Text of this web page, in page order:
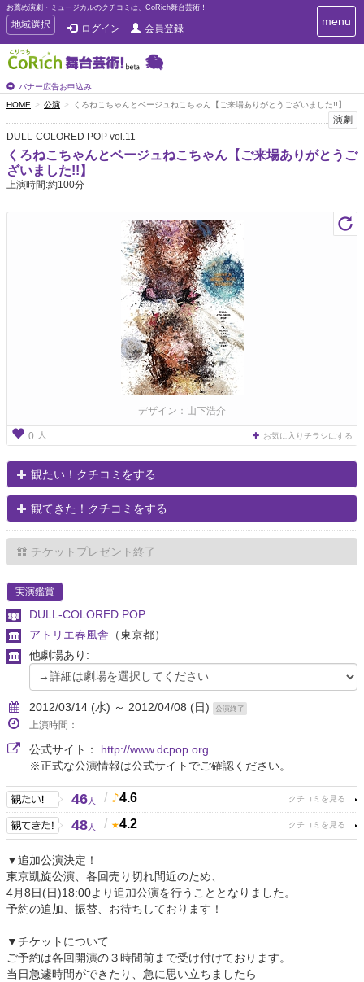
お薦め演劇・ミュージカルのクチコミは、CoRich舞台芸術！
T
o
g
g
e
n
a
v
i
g
a
t
地域選択 ログイン 会員登録
バナー広告お申込み
T
o
e
v
a
t
menu
HOME 公演 くろねこちゃんとベージュねこちゃん【ご来場ありがとうございました!!】
演劇
DULL-COLORED POP vol.11
くろねこちゃんとベージュねこちゃん【ご来場ありがとうご
ざいました!!】
上演時間:約100分
デザイン：山下浩介
0 人 お気に入りチラシにする
観たい！クチコミをする
観てきた！クチコミをする
チケットプレゼント終了
実演鑑賞
DULL-COLORED POP
アトリエ春風舎 （東京都）
他劇場あり:
2012/03/14 (水) ～ 2012/04/08 (日) 公演終了
上演時間：
公式サイト： http://www.dcpop.org
※正式な公演情報は公式サイトでご確認ください。
46人 / 4.6
48人 / 4.2
▼追加公演決定！
東京凱旋公演、各回売り切れ間近のため、
4月8日(日)18:00より追加公演を行うこととなりました。
予約の追加、振替、お待ちしております！
▼チケットについて
ご予約は各回開演の３時間前まで受け付けております。
当日急遽時間ができたり、急に思い立ちましたら